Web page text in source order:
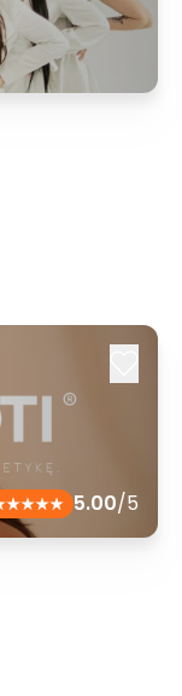
5.00/5